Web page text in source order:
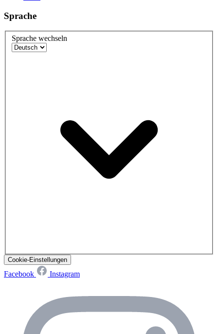
Sprache
Sprache wechseln
Cookie-Einstellungen
Facebook Instagram